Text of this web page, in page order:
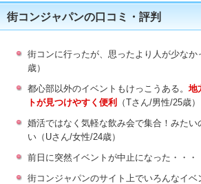
街コンジャパンの口コミ・評判
街コンに行ったが、思ったより人が少な
歳）
都心部以外のイベントもけっこうある。 地
トが見つけやすく便利
（Tさん/男性/25歳）
婚活ではなく気軽な飲み会で集合！みたい
い（Uさん/女性/24歳）
前日に突然イベントが中止になった・・・
街コンジャパンのサイト上でいろんなイベ